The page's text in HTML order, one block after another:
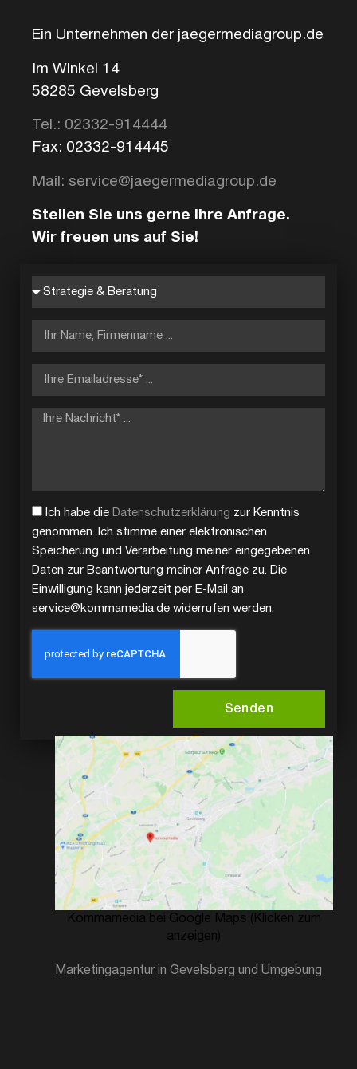
Ein Unternehmen der jaegermediagroup.de
Im Winkel 14
58285 Gevelsberg
Tel.: 02332-914444
Fax: 02332-914445
Mail: service@jaegermediagroup.de
Stellen Sie uns gerne Ihre Anfrage.
Wir freuen uns auf Sie!
Ich habe die Datenschutzerklärung zur Kenntnis
genommen. Ich stimme einer elektronischen
Speicherung und Verarbeitung meiner eingegebenen
Daten zur Beantwortung meiner Anfrage zu. Die
Einwilligung kann jederzeit per E-Mail an
service@kommamedia.de widerrufen werden.
Senden
Kommamedia bei Google Maps (Klicken zum
anzeigen)
Marketingagentur in Gevelsberg und Umgebung